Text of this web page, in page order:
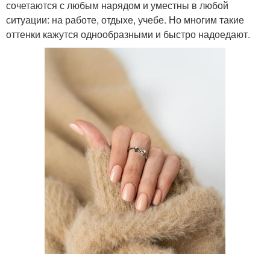
сочетаются с любым нарядом и уместны в любой
ситуации: на работе, отдыхе, учебе. Но многим такие
оттенки кажутся однообразными и быстро надоедают.